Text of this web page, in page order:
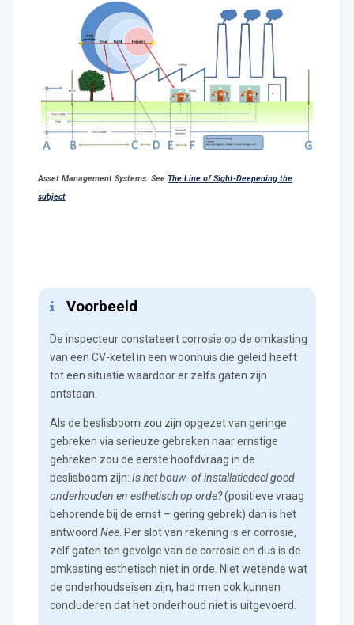
Asset Management Systems: See The Line of Sight-Deepening the
subject
Voorbeeld
De inspecteur constateert corrosie op de omkasting
van een CV-ketel in een woonhuis die geleid heeft
tot een situatie waardoor er zelfs gaten zijn
ontstaan.
Als de beslisboom zou zijn opgezet van geringe
gebreken via serieuze gebreken naar ernstige
gebreken zou de eerste hoofdvraag in de
beslisboom zijn: Is het bouw- of installatiedeel goed
onderhouden en esthetisch op orde?(positieve vraag
behorende bij de ernst – gering gebrek) dan is het
antwoord Nee. Per slot van rekening is er corrosie,
zelf gaten ten gevolge van de corrosie en dus is de
omkasting esthetisch niet in orde. Niet wetende wat
de onderhoudseisen zijn, had men ook kunnen
concluderen dat het onderhoud niet is uitgevoerd.